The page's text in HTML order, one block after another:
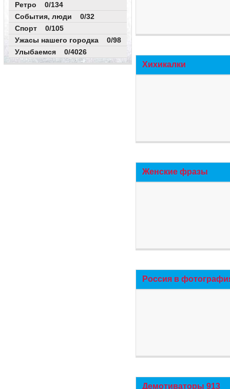
Ретро 0/134
События, люди 0/32
Спорт 0/105
Ужасы нашего городка 0/98
Улыбаемся 0/4026
Хихикалки
Женские фразы
Россия в
Демотиваторы 913